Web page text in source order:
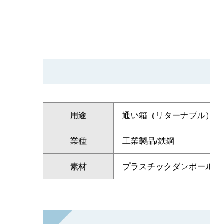
用途 通い箱（リターナブル）
業種
工業製品/鉄鋼
素材
プラスチックダンボー